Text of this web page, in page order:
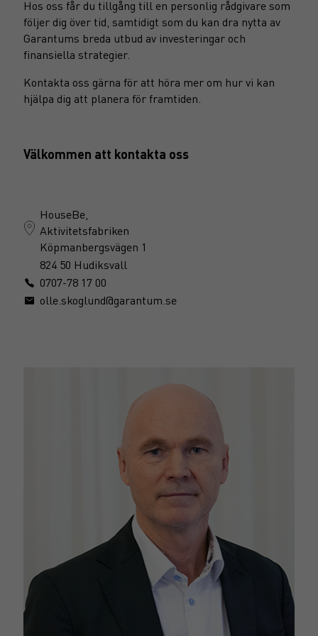
Hos oss får du tillgång till en personlig rådgivare som
följer dig över tid, samtidigt som du kan dra nytta av
Garantums breda utbud av investeringar och
finansiella strategier.
Kontakta oss gärna för att höra mer om hur vi kan
hjälpa dig att planera för framtiden.
Välkommen att kontakta oss
HouseBe,
Aktivitetsfabriken
Köpmanbergsvägen 1
824 50 Hudiksvall
0707-78 17 00
olle.skoglund@garantum.se